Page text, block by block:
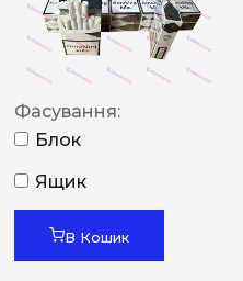
Фасування:
Блок
Ящик
В Кошик